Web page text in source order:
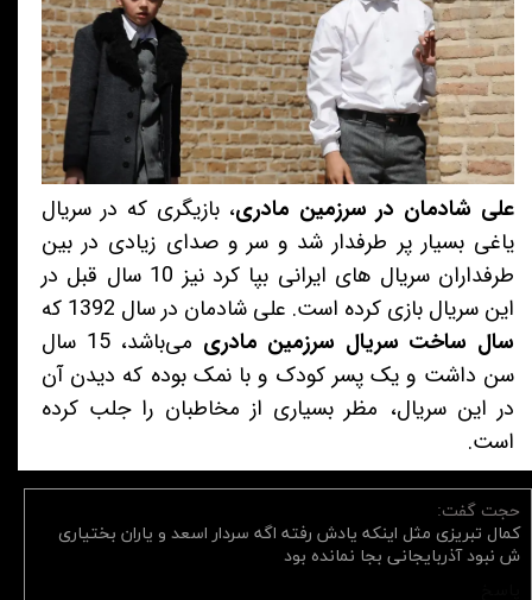
علی شادمان در سرزمین مادری، بازیگری که در سریال
یاغی بسیار پر طرفدار شد و سر و صدای زیادی در بین
طرفداران سریال های ایرانی بپا کرد نیز 10 سال قبل در
این سریال بازی کرده است. علی شادمان در سال 1392 که
سال ساخت سریال سرزمین مادری
می‌باشد، 15 سال
سن داشت و یک پسر کودک و با نمک بوده که دیدن آن
در این سریال، مظر بسیاری از مخاطبان را جلب کرده
است.
حجت گفت:
کمال تبریزی مثل اینکه یادش رفته اگه سردار اسعد و یاران بختیاری
ش نبود آذربایجانی بجا نمانده بود